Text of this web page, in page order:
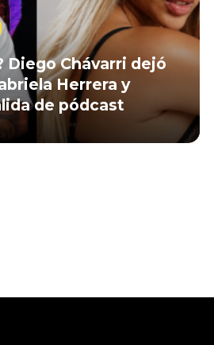
Diego Chávarri dejó
Herrera y
de pódcast